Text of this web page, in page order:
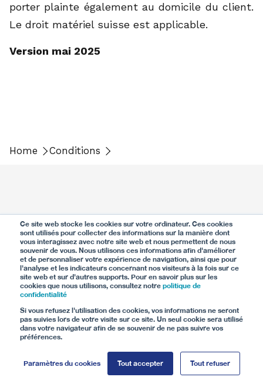
Ce site web stocke les cookies sur votre ordinateur. Ces cookies
sont utilisés pour collecter des informations sur la manière dont
vous interagissez avec notre site web et nous permettent de nous
souvenir de vous. Nous utilisons ces informations afin d'améliorer
et de personnaliser votre expérience de navigation, ainsi que pour
l'analyse et les indicateurs concernant nos visiteurs à la fois sur ce
site web et sur d'autres supports. Pour en savoir plus sur les
cookies que nous utilisons, consultez notre politique de
confidentialité
Si vous refusez l'utilisation des cookies, vos informations ne seront
pas suivies lors de votre visite sur ce site. Un seul cookie sera utilisé
dans votre navigateur afin de se souvenir de ne pas suivre vos
préférences.
Paramètres du cookies Tout accepter Tout refuser
porter plainte également au domicile du client.
Le droit matériel suisse est applicable.
Version mai 2025
Home Conditions
info@cg24.com
044 244 30 24